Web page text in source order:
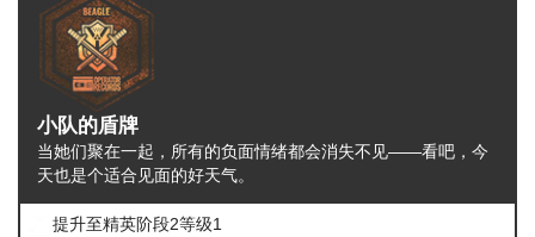
小队的盾牌
当她们聚在一起，所有的负面情绪都会消失不见——看吧，今
天也是个适合见面的好天气。
提升至精英阶段2等级1